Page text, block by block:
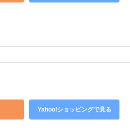
Yahoo!ショッピングで見る